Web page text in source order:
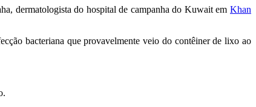
dermatologista do hospital de campanha do Kuwait em Khan
bacteriana que provavelmente veio do contêiner de lixo ao